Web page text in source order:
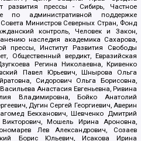
развития прессы - Сибирь, Частное
по административной поддержке
Министров Северных Стран, Фонд
контроль, Человек и Закон,
наследия академика Сахарова,
прессы, Институт Развития Свободы
Общественный вердикт, Евразийская
Регина Николаевна, Кривенко
Павел Юрьевич, Шнырова Ольга
Сидорович Ольга Борисовна,
Анастасия Евгеньевна, Ривина
Владимировна, Бойко Анатолий
Дугин Сергей Георгиевич, Аверин
Бекханович, Шевченко Дмитрий
Мошель Ирина Ароновна,
Лев Александрович, Созаев
Борис Юльевич, Исакова Ирина